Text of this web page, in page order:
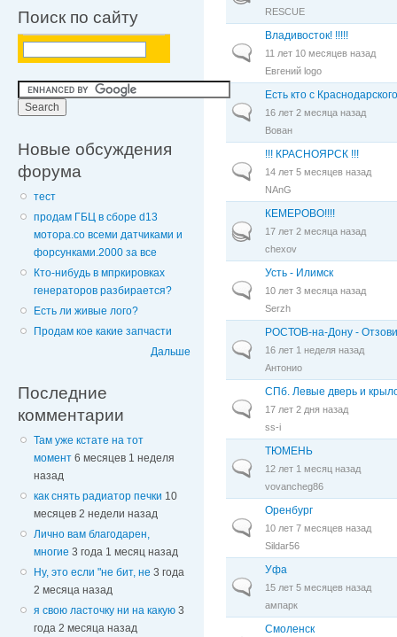
Поиск по сайту
Новые обсуждения
форума
тест
продам ГБЦ в сборе d13
мотора.со всеми датчиками и
форсунками.2000 за все
Кто-нибудь в мпркировках
генераторов разбирается?
Есть ли живые лого?
Продам кое какие запчасти
Дальше
Последние
комментарии
Там уже кстате на тот
момент 6 месяцев 1 неделя
назад
как снять радиатор печки 10
месяцев 2 недели назад
Лично вам благодарен,
многие 3 года 1 месяц назад
Ну, это если "не бит, не 3 года
2 месяца назад
я свою ласточку ни на какую 3
года 2 месяца назад
RESCUE
Обычная тема
Владивосток! !!!!!
11 лет 10 месяцев назад
Евгений logo
Обычная тема
Есть кто с
16 лет 2 месяца назад
Вован
Обычная тема
!!! КРАСНОЯРСК !!!
14 лет 5 месяцев назад
NAnG
Горячая тема
КЕМЕРОВО!!!!
17 лет 2 месяца назад
chexov
Обычная тема
Усть - Илимск
10 лет 3 месяца назад
Serzh
Обычная тема
РОСТОВ-на-Дону -
16 лет 1 неделя назад
Антонио
Обычная тема
СПб. Левые дверь и
17 лет 2 дня назад
ss-i
Обычная тема
ТЮМЕНЬ
12 лет 1 месяц назад
vovancheg86
Обычная тема
Оренбург
10 лет 7 месяцев назад
Sildar56
Обычная тема
Уфа
15 лет 5 месяцев назад
ампарк
Смоленск